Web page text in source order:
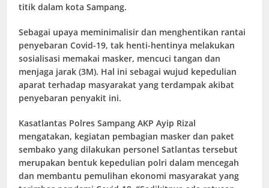
titik dalam kota Sampang.
Sebagai upaya meminimalisir dan menghentikan rantai
penyebaran Covid-19, tak henti-hentinya melakukan
sosialisasi memakai masker, mencuci tangan dan
menjaga jarak (3M). Hal ini sebagai wujud kepedulian
aparat terhadap masyarakat yang terdampak akibat
penyebaran penyakit ini.
Kasatlantas Polres Sampang AKP Ayip Rizal
mengatakan, kegiatan pembagian masker dan paket
sembako yang dilakukan personel Satlantas tersebut
merupakan bentuk kepedulian polri dalam mencegah
dan membantu pemulihan ekonomi masyarakat yang